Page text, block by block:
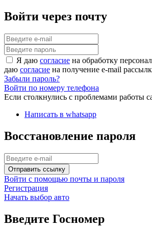
Войти через почту
Я даю согласие на обработку
даю согласие на получение e-mail
Забыли пароль?
Войти по номеру телефона
Если столкнулись с проблемами работы
Написать в whatsapp
Восстановление пароля
Отправить ссылку
Войти с помощью почты и пароля
Регистрация
Начать выбор авто
Введите Госномер